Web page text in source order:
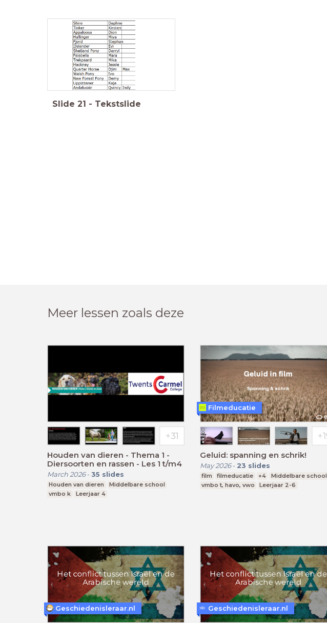
Slide 21 - Tekstslide
Meer lessen zoals deze
Houden van dieren - Thema 1 -
Diersoorten en rassen - Les 1 t/m4
March 2026- 35 slides
Houden van dieren
Middelbare school
vmbo k
Leerjaar 4
Geluid: spanning en schrik!
May 2026- 23 slides
film filmeducatie +4
Middelbare school
vmbo t, havo, vwo
Leerjaar 2-6
Filmeducatie
Geschiedenisleraar.nl Geschiedenisleraar.nl